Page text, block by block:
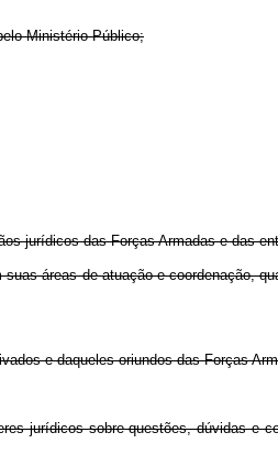
Ministério Público;
das Forças Armadas e das
áreas de atuação e coordenação,
e daqueles oriundos das Forças
sobre questões, dúvidas e